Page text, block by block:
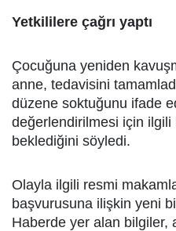
Yetkililere çağrı yaptı
Çocuğuna yeniden
anne, tedavisini
düzene soktuğunu ifade
değerlendirilmesi için
beklediğini söyledi.
Olayla ilgili resmi
başvurusuna ilişkin yeni
Haberde yer alan bilgiler,